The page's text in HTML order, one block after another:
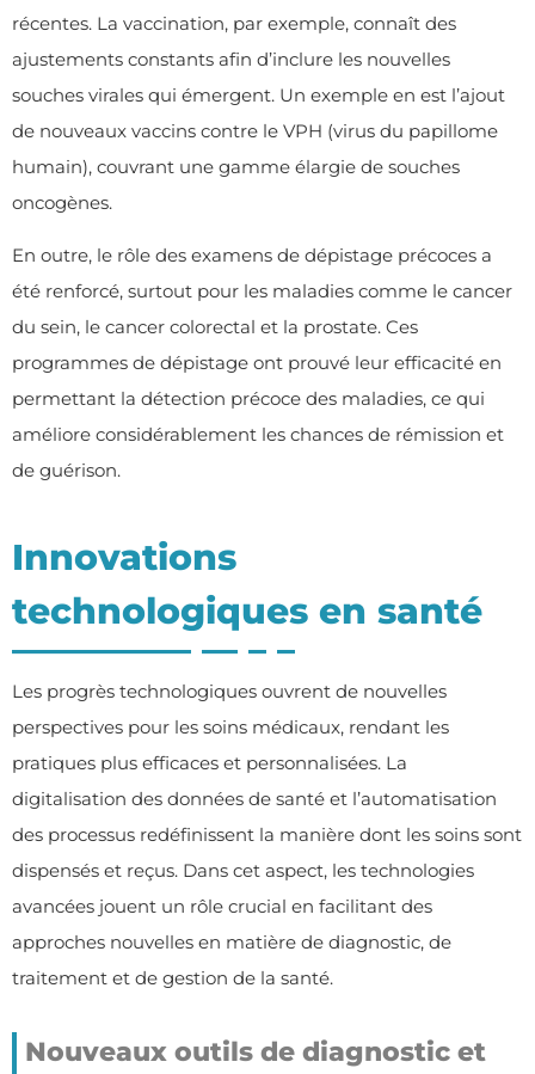
récentes. La vaccination, par exemple, connaît des
ajustements constants afin d’inclure les nouvelles
souches virales qui émergent. Un exemple en est l’ajout
de nouveaux vaccins contre le VPH (virus du papillome
humain), couvrant une gamme élargie de souches
oncogènes.
En outre, le rôle des examens de dépistage précoces a
été renforcé, surtout pour les maladies comme le cancer
du sein, le cancer colorectal et la prostate. Ces
programmes de dépistage ont prouvé leur efficacité en
permettant la détection précoce des maladies, ce qui
améliore considérablement les chances de rémission et
de guérison.
Innovations
technologiques en santé
Les progrès technologiques ouvrent de nouvelles
perspectives pour les soins médicaux, rendant les
pratiques plus efficaces et personnalisées. La
digitalisation des données de santé et l’automatisation
des processus redéfinissent la manière dont les soins sont
dispensés et reçus. Dans cet aspect, les technologies
avancées jouent un rôle crucial en facilitant des
approches nouvelles en matière de diagnostic, de
traitement et de gestion de la santé.
Nouveaux outils de diagnostic et